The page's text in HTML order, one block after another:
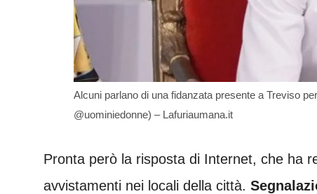
Alcuni parlano di una fidanzata presente a Treviso
@uominiedonne) – Lafuriaumana.it
Pronta però la risposta di Internet, che ha
avvistamenti nei locali della città.